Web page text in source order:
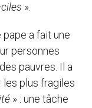
».
a fait une
personnes
pauvres. Il a
les plus fragiles
» : une tâche